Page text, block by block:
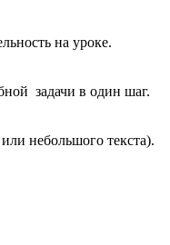
на уроке.
задачи в один шаг.
небольшого текста).